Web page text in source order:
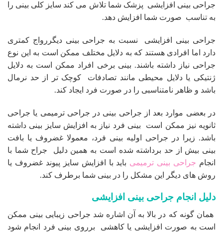
جراحی بینی افزایشی پزشک شما تلاش می کند سایز کلی بینی را
به تناسب صورت شما افزایش دهد.
جراحی بینی افزایشی نسبت به جراحی بینی دیگررواج کمتری
دارد اما افرادی هستند که به دلایل مختلف ممکن است به این نوع
جراحی نیاز داشته باشند. بینی برخی افراد ممکن است به دلایل
ژنتیکی یا دلایل محیطی مانند تصادفات کوچک تر از حد نرمال
باشد و ظاهر نامتناسبی را در صورت فرد ایجاد کند.
در بعضی موارد بعد از جراحی بینی در جراحی ترمیمی یا جراحی
ثانویه نیز ممکن است بینی فرد نیاز به افزایش سایز بینی داشته
باشد. زیرا در جراحی اولیه بینی فرد، معمولا غضروف یا بافت
بینی بیش از حد برداشته شده است به همین دلیل جراح شما با
انجام جراحی بینی ترمیمی باید با افزایش سایز پیوند غضروف یا
روش های دیگر این مشکل را در بینی شما برطرف کند.
دلیل انجام جراحی بینی افزایشی
همان گونه که در بالا به آن اشاره شد جراحی زیبایی بینی ممکن
است به صورت افزایشی یا کاهشی برروی بینی فرد انجام شود